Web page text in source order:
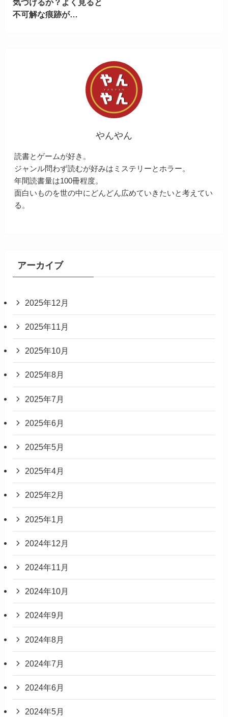
気づけるか？よく見ると
不可解な痕跡が…
やんやん
読書とゲームが好き。
ジャンル問わず読むが好みはミステリーとホラー。
年間読書量は100冊程度。
面白いものを世の中にどんどん広めていきたいと考えてい
る。
アーカイブ
2025年12月
2025年11月
2025年10月
2025年8月
2025年7月
2025年6月
2025年5月
2025年4月
2025年2月
2025年1月
2024年12月
2024年11月
2024年10月
2024年9月
2024年8月
2024年7月
2024年6月
2024年5月